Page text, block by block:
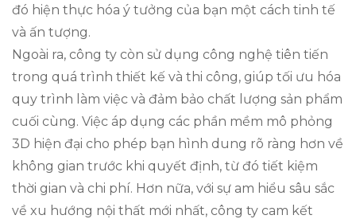
đó hiện thực hóa ý tưởng của bạn một cách tinh tế
và ấn tượng.
Ngoài ra, công ty còn sử dụng công nghệ tiên tiến
trong quá trình thiết kế và thi công, giúp tối ưu hóa
quy trình làm việc và đảm bảo chất lượng sản phẩm
cuối cùng. Việc áp dụng các phần mềm mô phỏng
3D hiện đại cho phép bạn hình dung rõ ràng hơn về
không gian trước khi quyết định, từ đó tiết kiệm
thời gian và chi phí. Hơn nữa, với sự am hiểu sâu sắc
về xu hướng nội thất mới nhất, công ty cam kết